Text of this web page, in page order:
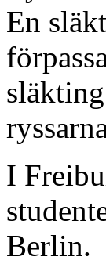
En
I
Berlin.